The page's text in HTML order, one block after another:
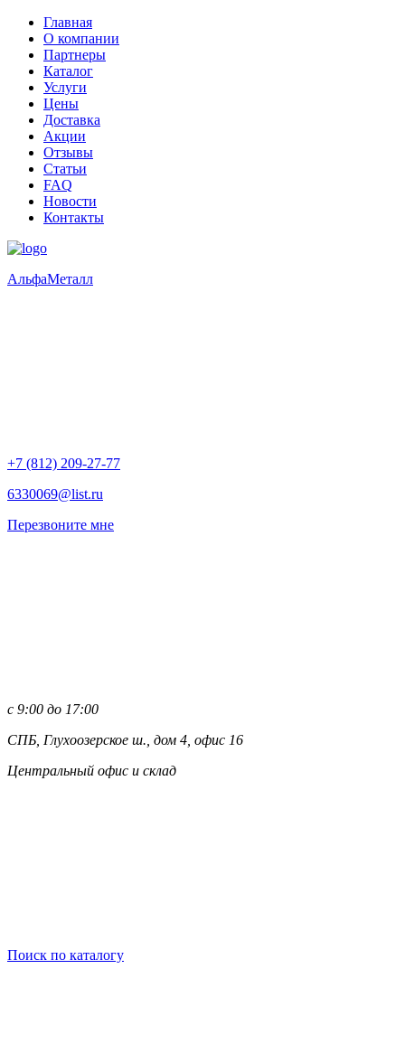
Главная
О компании
Партнеры
Каталог
Услуги
Цены
Доставка
Акции
Отзывы
Статьи
FAQ
Новости
Контакты
АльфаМеталл
+7 (812) 209-27-77
6330069@list.ru
Перезвоните мне
с 9:00 до 17:00
СПБ, Глухоозерское ш., дом 4, офис 16
Центральный офис и склад
Поиск по каталогу